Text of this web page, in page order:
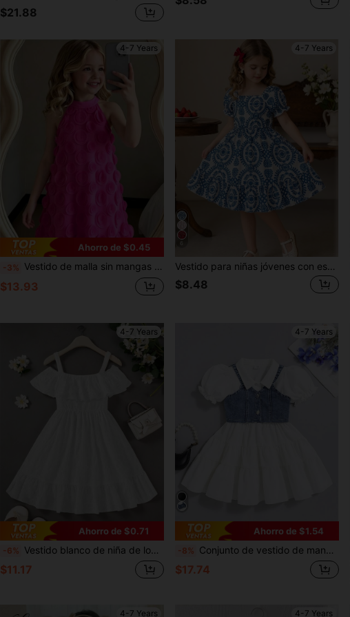
$21.88
4-7 Years
Ahorro de $0.45
-3% Vestido de malla sin mangas con estilo de princesa para niñas, adecuado para fiestas de cumpleaños, uso casual diario, actuaciones en el escenario y otras ocasiones
$13.93
4-7 Years
6
Vestido para niñas jóvenes con estampado integral de patrón geométrico & planta tropical, cuello cuadrado, mangas abullonadas y falda de cola de pez
$8.48
4-7 Years
Ahorro de $0.71
-6% Vestido blanco de niña de longitud media, ligero y a cuadros, de estilo elegante y versátil con tirantes de espagueti, adecuado para uso diario, fiestas y vacaciones
$11.17
4-7 Years
Ahorro de $1.54
-8% Conjunto de vestido de manga abullonada con dobladillo empalmado + camisola de mezclilla y cárdigan para niñas, conjunto versátil y de moda para volver a la escuela
$17.74
4-7 Years 4-7 Years